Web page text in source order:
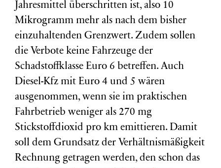
Jahresmittel überschritten ist, also 10
Mikrogramm mehr als nach dem bisher
einzuhaltenden Grenzwert. Zudem sollen
die Verbote keine Fahrzeuge der
Schadstoffklasse Euro 6 betreffen. Auch
Diesel-Kfz mit Euro 4 und 5 wären
ausgenommen, wenn sie im praktischen
Fahrbetrieb weniger als 270 mg
Stickstoffdioxid pro km emittieren. Damit
soll dem Grundsatz der Verhältnismäßigkeit
Rechnung getragen werden, den schon das